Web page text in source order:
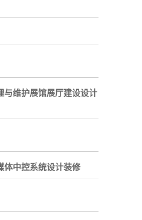
与维护展馆展厅建设设计
体中控系统设计装修